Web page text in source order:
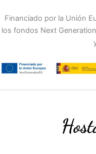
Financiado por la Unión
los fondos Next